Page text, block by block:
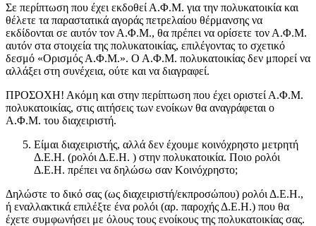
Σε περίπτωση που έχει εκδοθεί Α.Φ.Μ. για την πολυκατοικία και
θέλετε τα παραστατικά αγοράς πετρελαίου θέρμανσης να
εκδίδονται σε αυτόν τον Α.Φ.Μ., θα πρέπει να ορίσετε τον Α.Φ.Μ.
αυτόν στα στοιχεία της πολυκατοικίας, επιλέγοντας το σχετικό
δεσμό «Ορισμός Α.Φ.Μ.». Ο Α.Φ.Μ. πολυκατοικίας δεν μπορεί να
αλλάξει στη συνέχεια, ούτε και να διαγραφεί.
ΠΡΟΣΟΧΗ! Ακόμη και στην περίπτωση που έχει οριστεί Α.Φ.Μ.
πολυκατοικίας, στις αιτήσεις των ενοίκων θα αναγράφεται ο
Α.Φ.Μ. του διαχειριστή.
Είμαι διαχειριστής, αλλά δεν έχουμε κοινόχρηστο μετρητή
Δ.Ε.Η. (ρολόι Δ.Ε.Η. ) στην πολυκατοικία. Ποιο ρολόι
Δ.Ε.Η. πρέπει να δηλώσω σαν Κοινόχρηστο;
Δηλώστε το δικό σας (ως διαχειριστή/εκπροσώπου) ρολόι Δ.Ε.Η.,
ή εναλλακτικά επιλέξτε ένα ρολόι (αρ. παροχής Δ.Ε.Η.) που θα
έχετε συμφωνήσει με όλους τους ενοίκους της πολυκατοικίας σας.